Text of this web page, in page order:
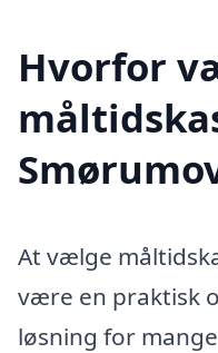
Hvorfor
At vælge
være en praktisk
løsning for